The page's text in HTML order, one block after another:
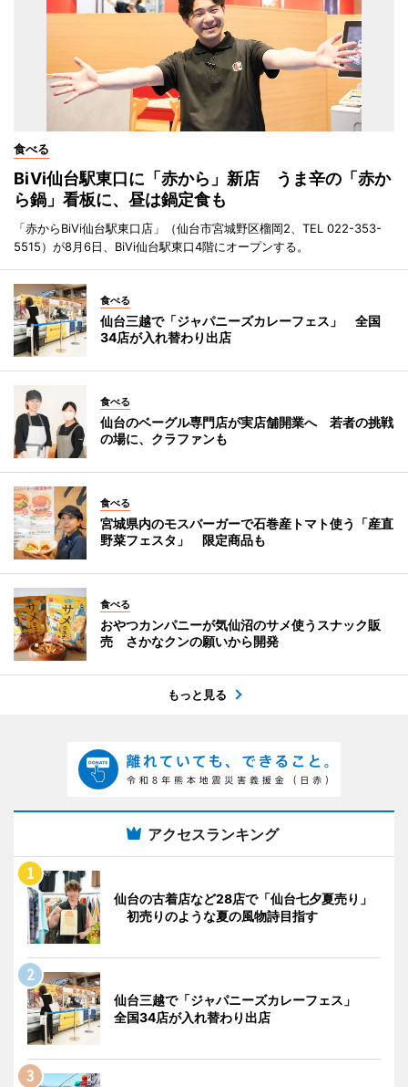
食べる
BiVi仙台駅東口に「赤から」新店 うま辛の「赤か
ら鍋」看板に、昼は鍋定食も
「赤からBiVi仙台駅東口店」（仙台市宮城野区榴岡2、TEL 022-353-
5515）が8月6日、BiVi仙台駅東口4階にオープンする。
食べる
仙台三越で「ジャパニーズカレーフェス」 全国
34店が入れ替わり出店
食べる
仙台のベーグル専門店が実店舗開業へ 若者の挑戦
の場に、クラファンも
食べる
宮城県内のモスバーガーで石巻産トマト使う「産直
野菜フェスタ」 限定商品も
食べる
おやつカンパニーが気仙沼のサメ使うスナック販
売 さかなクンの願いから開発
もっと見る
アクセスランキング
仙台の古着店など28店で「仙台七夕夏売り」
初売りのような夏の風物詩目指す
仙台三越で「ジャパニーズカレーフェス」
全国34店が入れ替わり出店